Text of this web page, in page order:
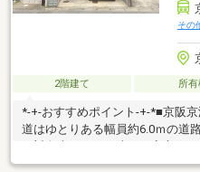
その
2階建て 所
*-+-おすすめポイント-+-*■京阪
道はゆとりある幅員約6.0ｍの道
平成10年築の木造2階建て4Kプ